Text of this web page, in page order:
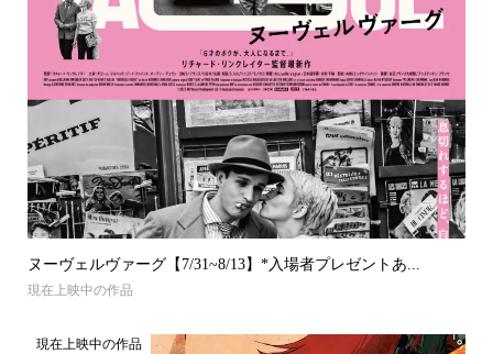
ヌーヴェルヴァーグ【7/31~8/13】*入場者プレゼントあ...
現在上映中の作品
現在上映中の作品